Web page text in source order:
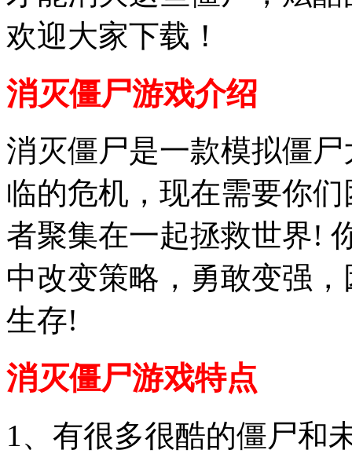
欢迎大家下载！
消灭僵尸游戏介绍
消灭僵尸是一款模拟僵
临的危机，现在需要你
者聚集在一起拯救世界!
中改变策略，勇敢变强
生存!
消灭僵尸游戏特点
1、有很多很酷的僵尸和